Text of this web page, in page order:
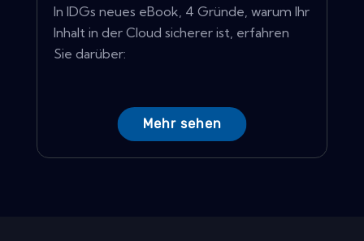
In IDGs neues eBook, 4 Gründe, warum Ihr
Inhalt in der Cloud sicherer ist, erfahren
Sie darüber:
Mehr sehen